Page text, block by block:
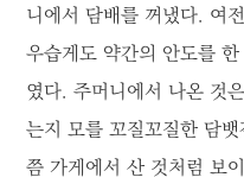
니에서 담배를 꺼냈다. 여
우습게도 약간의 안도를
였다. 주머니에서 나온 것
는지 모를 꼬질꼬질한 담
쯤 가게에서 산 것처럼 보